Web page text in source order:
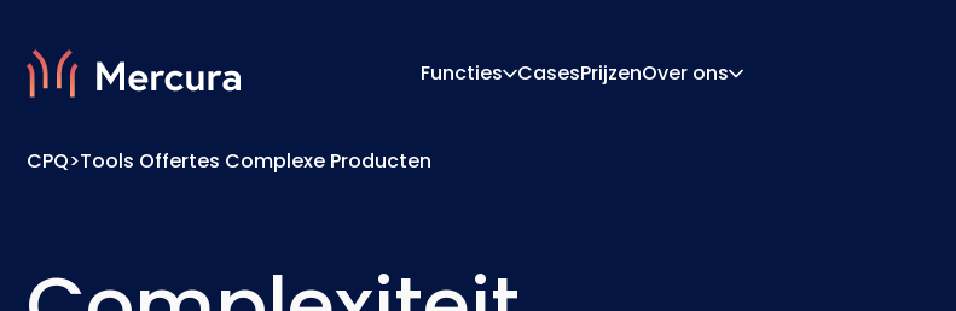
Functies CasesPrijzenOver ons
CPQ>Tools Offertes Complexe Producten